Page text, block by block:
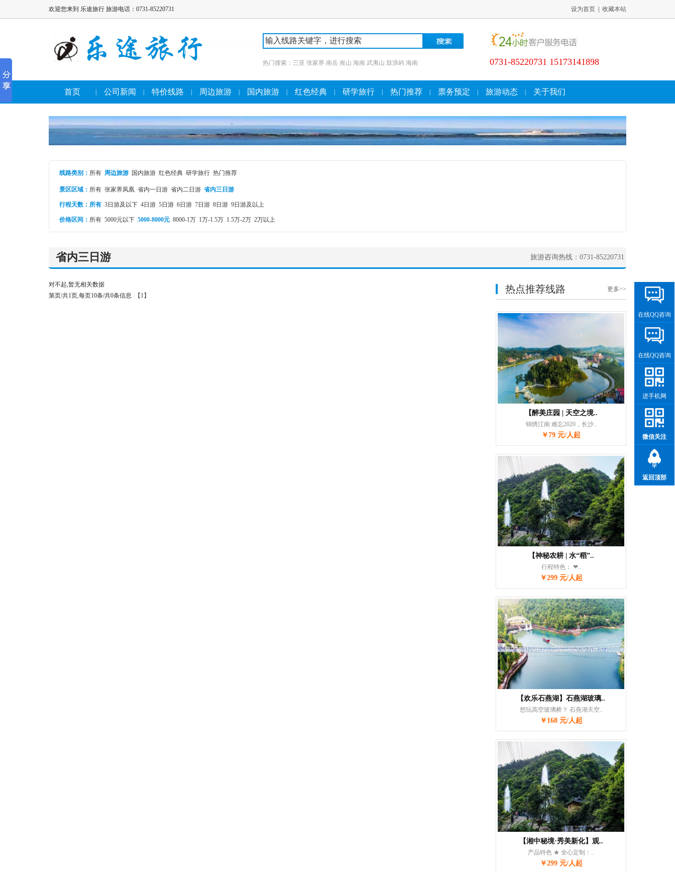
欢迎您来到 乐途旅行 旅游电话：0731-85220731 设为首页 收藏本站
热门搜索： 三亚 张家界 南岳 崀山 海南 武夷山 鼓浪屿 海南 0731-85220731 15173141898
首页 公司新闻 特价线路 周边旅游 国内旅游 红色经典 研学旅行 热门推荐 票务预定 旅游动态 关于我们
线路类别 ： 所有 周边旅游 国内旅游 红色经典 研学旅行 热门推荐
景区区域： 所有 张家界凤凰 省内一日游 省内二日游 省内三日游
行程天数： 所有 3日游及以下 4日游 5日游 6日游 7日游 8日游 9日游及以上
价格区间： 所有 5000元以下 5000-8000元 8000-1万 1万-1.5万 1.5万-2万 2万以上
省内三日游 旅游咨询热线：0731-85220731
对不起,暂无相关数据
第页/共1页,每页10条/共0条信息
【1】
热点推荐线路 更多>>
【醉美庄园 | 天空之境..
锦绣江南 难忘2020，长沙..
￥79 元/人起
【神秘农耕 | 水“稻”..
行程特色： ❤..
￥299 元/人起
【欢乐石燕湖】石燕湖玻璃..
想玩高空玻璃桥？ 石燕湖天空..
￥168 元/人起
【湘中秘境·秀美新化】观..
产品特色 ★ 全心定制：..
￥299 元/人起
在线QQ咨询
在线QQ咨询
进手机网
微信关注
返回顶部